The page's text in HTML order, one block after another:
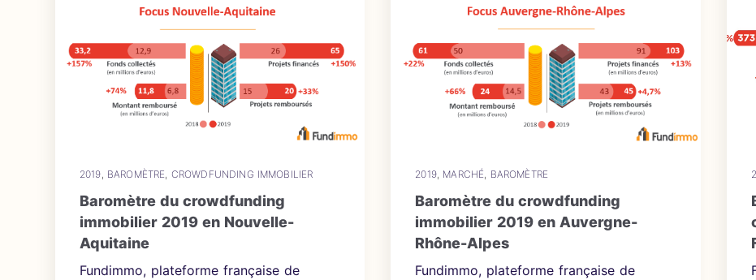
2019, BAROMÈTRE, CROWDFUNDING IMMOBILIER
Baromètre du crowdfunding
immobilier 2019 en Nouvelle-
Aquitaine
Fundimmo, plateforme française de
2019, MARCHÉ, BAROMÈTRE
Baromètre du crowdfunding
immobilier 2019 en Auvergne-
Rhône-Alpes
Fundimmo, plateforme française de